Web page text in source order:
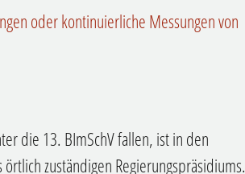
oder kontinuierliche Messungen von
die 13. BImSchV fallen, ist in den
zuständigen Regierungspräsidiums.